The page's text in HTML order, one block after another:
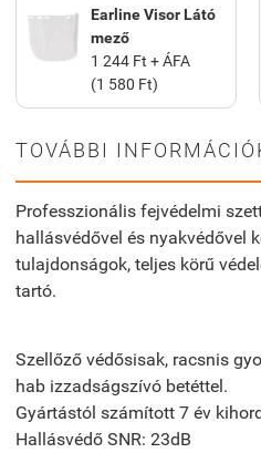
Earline Visor Látó
mező
1 244 Ft + ÁFA
(1 580 Ft)
TOVÁBBI
Professzionális fejvédelmi
hallásvédővel és nyakvédővel
tulajdonságok, teljes körű
tartó.
Szellőző védősisak, racsnis
hab izzadságszívó betéttel.
Gyártástól számított 7 év
Hallásvédő SNR: 23dB